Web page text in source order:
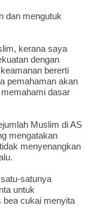
dan mengutuk
kerana saya
dengan
bererti
pemahaman akan
dasar
Muslim di AS
mengatakan
menyenangkan
satunya
untuk
bea cukai menyita